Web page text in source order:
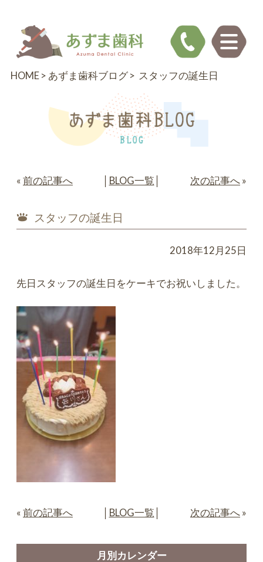
HOME あずま歯科ブログ スタッフの誕生日
« 前の記事へ BLOG一覧 次の記事へ »
スタッフの誕生日
2018年12月25日
先日スタッフの誕生日をケーキでお祝いしました。
« 前の記事へ BLOG一覧 次の記事へ »
月別カレンダー